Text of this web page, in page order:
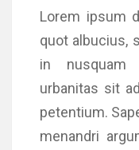
Lorem ipsum
quot albucius,
in nusquam
urbanitas sit
petentium.
menandri